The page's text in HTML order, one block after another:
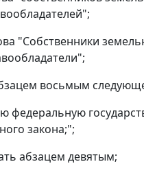
"Собственники
восьмым
федеральную
закона;";
абзацем девятым;